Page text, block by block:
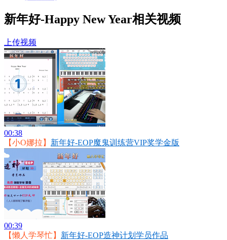
新年好-Happy New Year相关视频
上传视频
00:38
【小O娜拉】 新年好-EOP魔鬼训练营VIP奖学金版
00:39
【懒人学琴忙】 新年好-EOP造神计划学员作品